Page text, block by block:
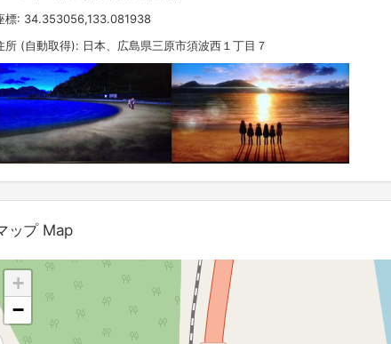
標: 34.353056,133.081938
所 (自動取得): 日本、広島県三原市須波西１丁目７
ップ Map
+
−